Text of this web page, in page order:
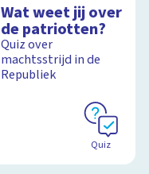
Wat weet jij over
de patriotten?
Quiz over
machtsstrijd in de
Republiek
Quiz